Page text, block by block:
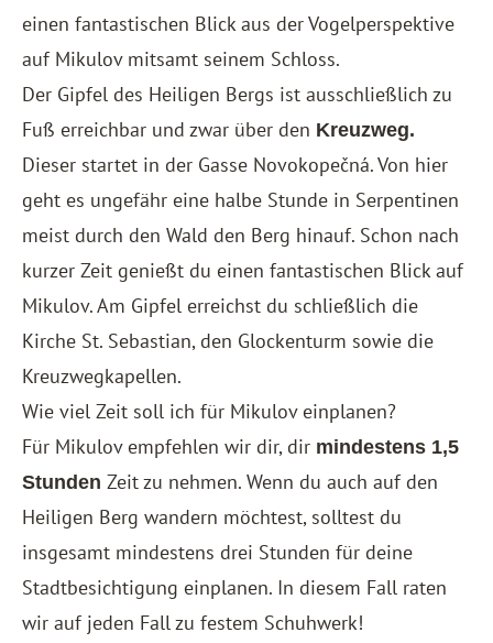
einen fantastischen Blick aus der Vogelperspektive
auf Mikulov mitsamt seinem Schloss.
Der Gipfel des Heiligen Bergs ist ausschließlich zu
Fuß erreichbar und zwar über den Kreuzweg.
Dieser startet in der Gasse Novokopečná. Von hier
geht es ungefähr eine halbe Stunde in Serpentinen
meist durch den Wald den Berg hinauf. Schon nach
kurzer Zeit genießt du einen fantastischen Blick auf
Mikulov. Am Gipfel erreichst du schließlich die
Kirche St. Sebastian, den Glockenturm sowie die
Kreuzwegkapellen.
Wie viel Zeit soll ich für Mikulov einplanen?
Für Mikulov empfehlen wir dir, dir mindestens 1,5
Stunden Zeit zu nehmen. Wenn du auch auf den
Heiligen Berg wandern möchtest, solltest du
insgesamt mindestens drei Stunden für deine
Stadtbesichtigung einplanen. In diesem Fall raten
wir auf jeden Fall zu festem Schuhwerk!